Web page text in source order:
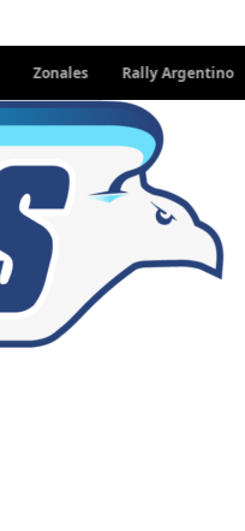
Rally Argentino WEC